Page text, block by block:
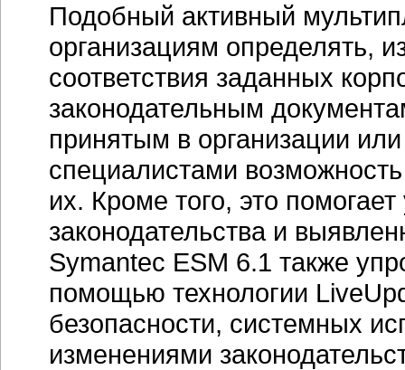
Подобный активный
организациям определять,
соответствия заданных
законодательным
принятым в организации
специалистами
их. Кроме того, это
законодательства и
Symantec ESM 6.1 также
помощью технологии
безопасности, системных
изменениями